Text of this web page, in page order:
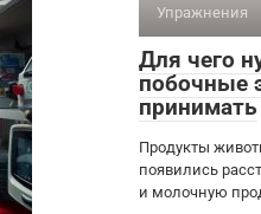
Упражнения
Для чего
побочные
принимать
Продукты
появились
и молочную